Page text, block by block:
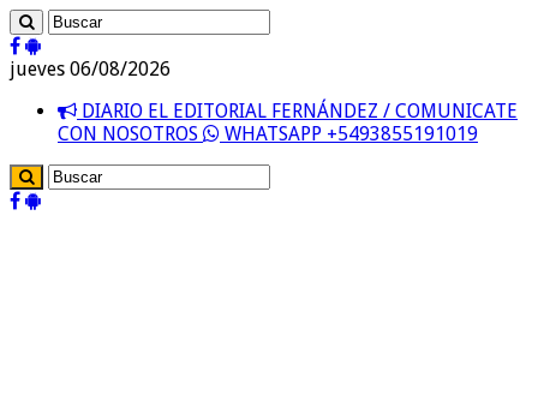
jueves 06/08/2026
DIARIO EL EDITORIAL FERNÁNDEZ / COMUNICATE
CON NOSOTROS
WHATSAPP +5493855191019